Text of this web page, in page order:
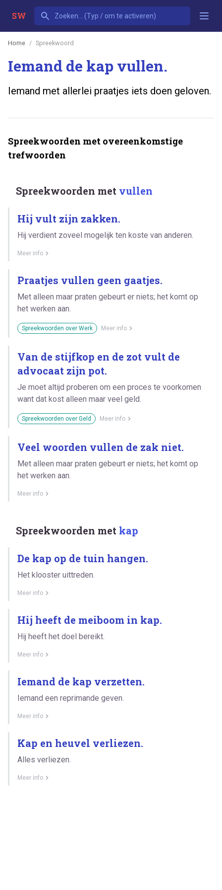
SW
Home Spreekwoord
Iemand de kap vullen.
Iemand met allerlei praatjes iets doen geloven.
Spreekwoorden met overeenkomstige
trefwoorden
Spreekwoorden met vullen
Hij vult zijn zakken.
Hij verdient zoveel mogelijk ten koste van anderen.
Meer info
Praatjes vullen geen gaatjes.
Met alleen maar praten gebeurt er niets; het komt op
het werken aan.
Spreekwoorden over Werk Meer info
Van de stijfkop en de zot vult de
advocaat zijn pot.
Je moet altijd proberen om een proces te voorkomen
want dat kost alleen maar veel geld.
Spreekwoorden over Geld Meer info
Veel woorden vullen de zak niet.
Met alleen maar praten gebeurt er niets; het komt op
het werken aan.
Meer info
Spreekwoorden met kap
De kap op de tuin hangen.
Het klooster uittreden.
Meer info
Hij heeft de meiboom in kap.
Hij heeft het doel bereikt.
Meer info
Iemand de kap verzetten.
Iemand een reprimande geven.
Meer info
Kap en heuvel verliezen.
Alles verliezen.
Meer info